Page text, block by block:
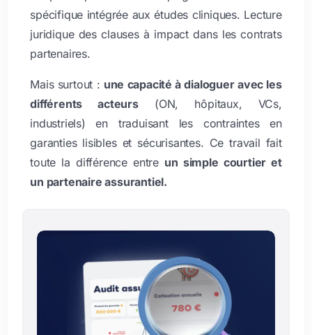
spécifique intégrée aux études cliniques. Lecture
juridique des clauses à impact dans les contrats
partenaires.
Mais surtout : une capacité à dialoguer avec les
différents acteurs(ON, hôpitaux, VCs,
industriels) en traduisant les contraintes en
garanties lisibles et sécurisantes. Ce travail fait
toute la différence entre un simple courtier et
un partenaire assurantiel.